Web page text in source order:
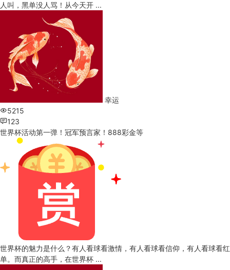
人叫，黑单没人骂！从今天开 ...
幸运
5215
123
世界杯活动第一弹！冠军预言家！888彩金等
世界杯的魅力是什么？有人看球看激情，有人看球看信仰，有人看球看红
单。而真正的高手，在世界杯 ...